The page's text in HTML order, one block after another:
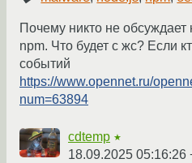
Почему никто не
npm. Что будет с жс? Если
событий
https://www.opennet.ru/
num=63894
cdtemp ★
18.09.2025 05:16:26